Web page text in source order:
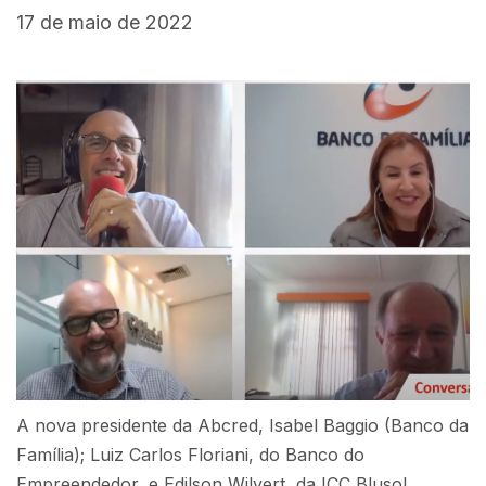
17 de maio de 2022
A nova presidente da Abcred, Isabel Baggio (Banco da
Família); Luiz Carlos Floriani, do Banco do